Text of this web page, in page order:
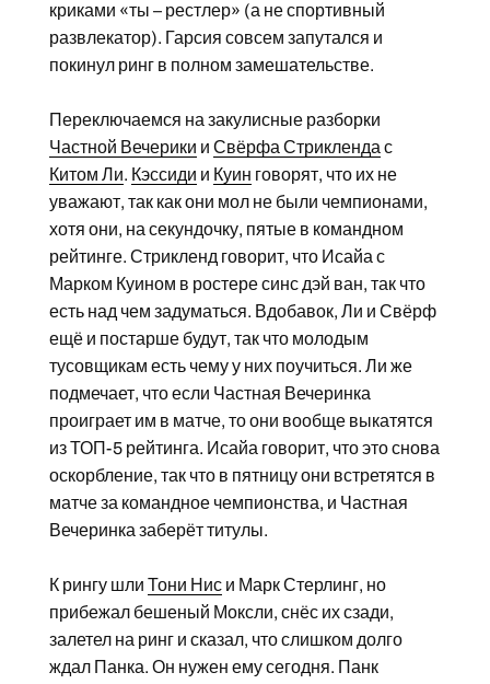
криками «ты – рестлер» (а не спортивный
развлекатор). Гарсия совсем запутался и
покинул ринг в полном замешательстве.
Переключаемся на закулисные разборки
Частной Вечерики и Свёрфа Стрикленда с
Китом Ли. Кэссиди и Куин говорят, что их не
уважают, так как они мол не были чемпионами,
хотя они, на секундочку, пятые в командном
рейтинге. Стрикленд говорит, что Исайа с
Марком Куином в ростере синс дэй ван, так что
есть над чем задуматься. Вдобавок, Ли и Свёрф
ещё и постарше будут, так что молодым
тусовщикам есть чему у них поучиться. Ли же
подмечает, что если Частная Вечеринка
проиграет им в матче, то они вообще выкатятся
из ТОП-5 рейтинга. Исайа говорит, что это снова
оскорбление, так что в пятницу они встретятся в
матче за командное чемпионства, и Частная
Вечеринка заберёт титулы.
К рингу шли Тони Ниси Марк Стерлинг, но
прибежал бешеный Моксли, снёс их сзади,
залетел на ринг и сказал, что слишком долго
ждал Панка. Он нужен ему сегодня. Панк